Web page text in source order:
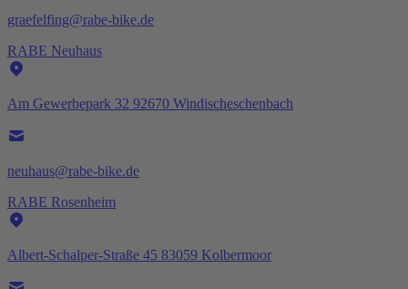
graefelfing@rabe-bike.de
RABE Neuhaus
Am Gewerbepark 32 92670 Windischeschenbach
neuhaus@rabe-bike.de
RABE Rosenheim
Albert-Schalper-Straße 45 83059 Kolbermoor